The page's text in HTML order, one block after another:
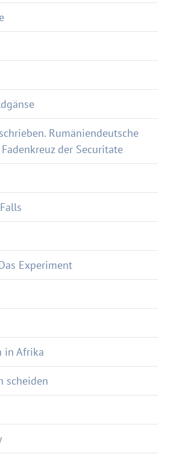
Rumäniendeutsche
der Securitate
Experiment
in Afrika
scheiden